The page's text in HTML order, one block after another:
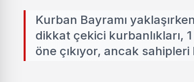
Kurban Bayramı
dikkat çekici kurbanlıkları,
öne çıkıyor, ancak sahipleri